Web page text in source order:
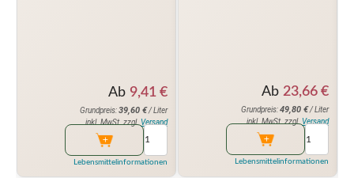
Ab 9,41 €
Grundpreis:39,60 €/ Liter
inkl. MwSt. zzgl. Versand
Lebensmittelinformationen
Ab 23,66 €
Grundpreis:49,80 €/ Liter
inkl. MwSt. zzgl.Versand
Lebensmittelinformationen